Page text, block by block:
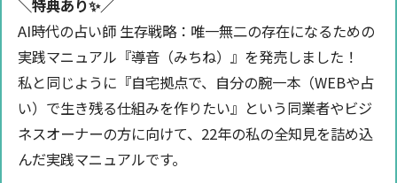
＼特典あり✨️／
AI時代の占い師 生存戦略：唯一無二の存在になるための
実践マニュアル『導音（みちね）』を発売しました！
私と同じように『自宅拠点で、自分の腕一本（WEBや占
い）で生き残る仕組みを作りたい』という同業者やビジ
ネスオーナーの方に向けて、22年の私の全知見を詰め込
んだ実践マニュアルです。